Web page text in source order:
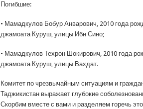
Погибшие:
• Мамадкулов Бобур Анварович, 2010 года
джамоата Куруш, улицы Ибн Сино;
• Мамадкулов Техрон Шокирович, 2010 года
джамоата Куруш, улицы Вахдат.
Комитет по чрезвычайным ситуациям и
Таджикистан выражает глубокие
Скорбим вместе с вами и разделяем горечь